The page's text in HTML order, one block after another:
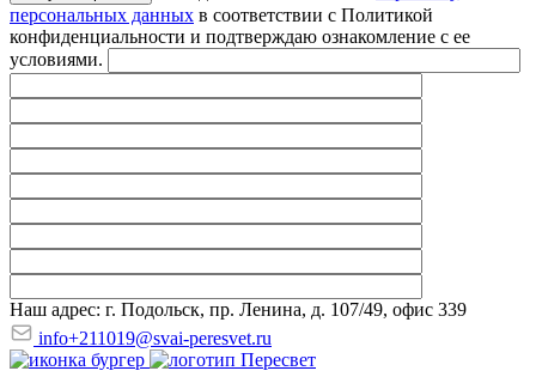
персональных данных в соответствии с Политикой
конфиденциальности и подтверждаю ознакомление с ее
условиями.
Наш адрес: г. Подольск, пр. Ленина, д. 107/49, офис 339
info+211019@svai-peresvet.ru